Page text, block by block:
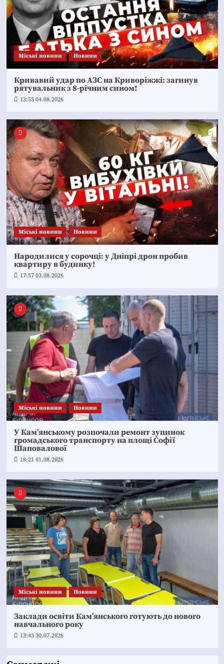
Mіські новини Новини
Кривавий удар по АЗС на Криворіжжі: загинув
рятувальник з 8-річним сином!
13:55 04.08.2026
Mіські новини Новини
Народилися у сорочці: у Дніпрі дрон пробив
квартиру в будинку!
17:57 03.08.2026
Mіські новини Новини
У Кам’янському розпочали ремонт зупинок
громадського транспорту на площі Софії
Шаповалової
18:21 01.08.2026
Mіські новини Новини
Заклади освіти Кам’янського готують до нового
навчального року
13:43 30.07.2026